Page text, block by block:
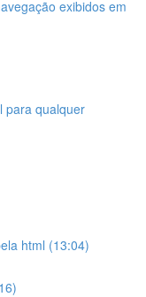
exibidos em
para qualquer
html (13:04)